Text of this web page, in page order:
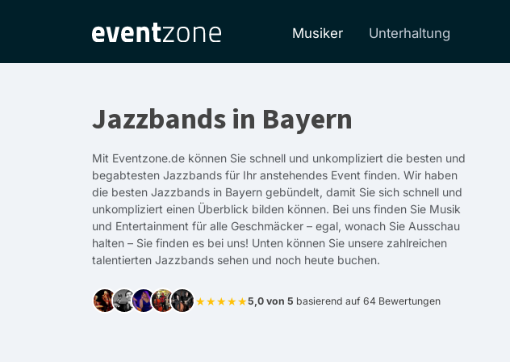
Musiker Unterhaltung
Jazzbands in Bayern
Mit Eventzone.de können Sie schnell und unkompliziert die besten und
begabtesten Jazzbands für Ihr anstehendes Event finden. Wir haben
die besten Jazzbands in Bayern gebündelt, damit Sie sich schnell und
unkompliziert einen Überblick bilden können. Bei uns finden Sie Musik
und Entertainment für alle Geschmäcker – egal, wonach Sie Ausschau
halten – Sie finden es bei uns! Unten können Sie unsere zahlreichen
talentierten Jazzbands sehen und noch heute buchen.
★★★★★5,0 von 5 basierend auf 64 Bewertungen